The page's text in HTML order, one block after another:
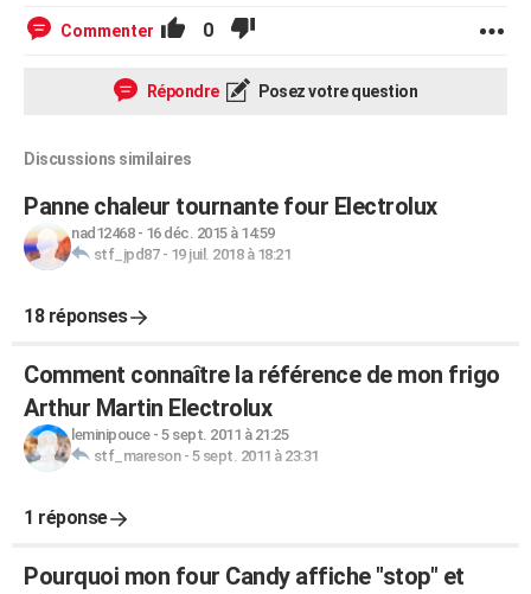
Commenter 0
Répondre Posez votre question
Discussions similaires
Panne chaleur tournante four Electrolux
nad12468- 16 déc. 2015 à 14:59
stf_jpd87- 19 juil. 2018 à 18:21
18 réponses
Comment connaître la référence de mon frigo
Arthur Martin Electrolux
leminipouce- 5 sept. 2011 à 21:25
stf_mareson- 5 sept. 2011 à 23:31
1 réponse
Pourquoi mon four Candy affiche "stop" et